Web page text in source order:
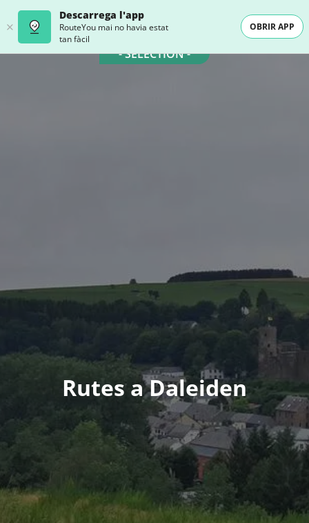
Descarrega l'app
RouteYou mai no havia estat
tan fàcil
OBRIR APP
- SELECTION -
Rutes a Daleiden